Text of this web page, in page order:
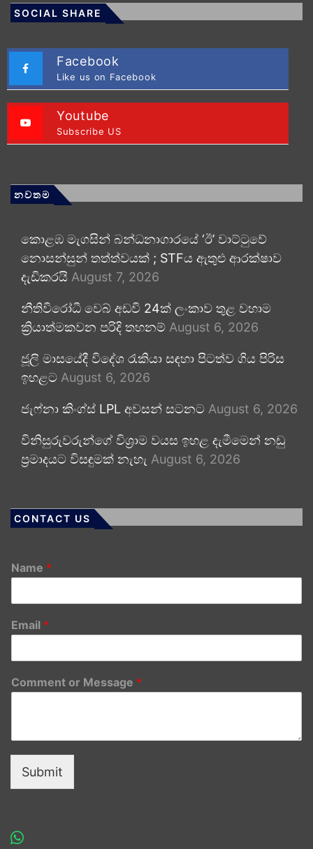
SOCIAL SHARE
Facebook
Like us on Facebook
Youtube
Subscribe US
නවතම
කොළඹ මැගසින් බන්ධනාගාරයේ ‘ඊ’ වාට්ටුවේ
නොසන්සුන් තත්ත්වයක් ; STFය ඇතුළු ආරක්ෂාව
දැඩිකරයි August 7, 2026
නීතිවිරෝධී වෙබ් අඩවි 24ක් ලංකාව තුළ වහාම
ක්‍රියාත්මකවන පරිදි තහනම් August 6, 2026
ජූලි මාසයේදී විදේශ රැකියා සඳහා පිටත්ව ගිය පිරිස
ඉහළට August 6, 2026
ජැෆ්නා කිංග්ස් LPL අවසන් සටනට August 6, 2026
විනිසුරුවරුන්ගේ විශ්‍රාම වයස ඉහළ දැමීමෙන් නඩු
ප්‍රමාදයට විසඳුමක් නැහැ August 6, 2026
CONTACT US
Name *
Email *
Comment or Message *
Submit